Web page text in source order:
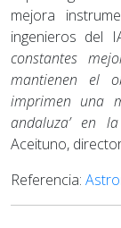
mejora
ingenieros del
constantes
mantienen el
imprimen una
andaluza’ en
Aceituno,
Referencia: